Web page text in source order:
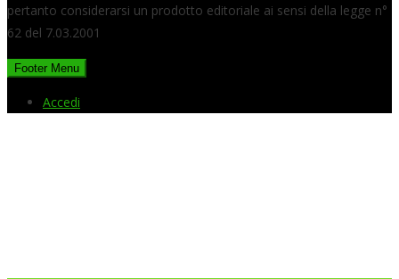
pertanto considerarsi un prodotto editoriale ai sensi della legge n°
62 del 7.03.2001
Footer Menu
Accedi